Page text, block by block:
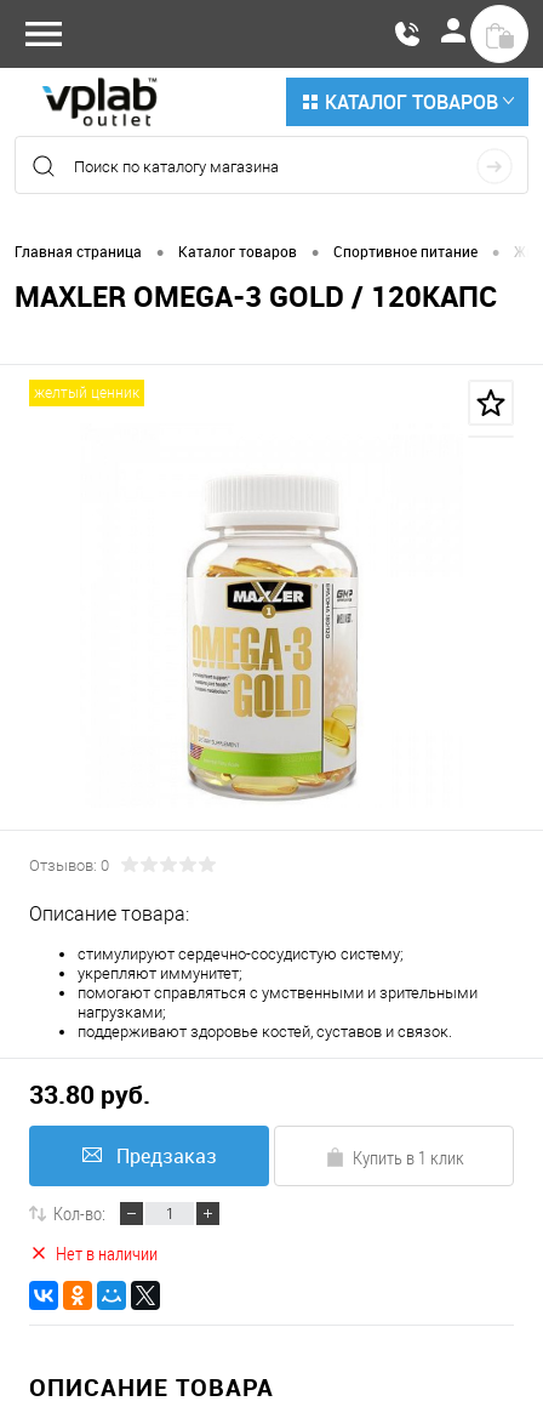
КАТАЛОГ ТОВАРОВ
Главная страница • Каталог товаров • Спортивное питание •
MAXLER OMEGA-3 GOLD / 120КАПС
желтый ценник
Отзывов: 0
Описание товара:
cтимулируют сердечно-сосудистую систему;
укрепляют иммунитет;
помогают справляться с умственными и зрительными
нагрузками;
поддерживают здоровье костей, суставов и связок.
33.80 руб.
Предзаказ Купить в 1 клик
Кол-во:
Нет в наличии
ОПИСАНИЕ ТОВАРА